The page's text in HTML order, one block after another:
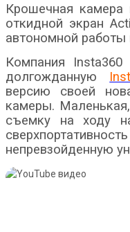
Крошечная камера
откидной экран
автономной работы
Компания Insta360
долгожданную
версию своей
камеры.
съемку на ходу
непревзойденную